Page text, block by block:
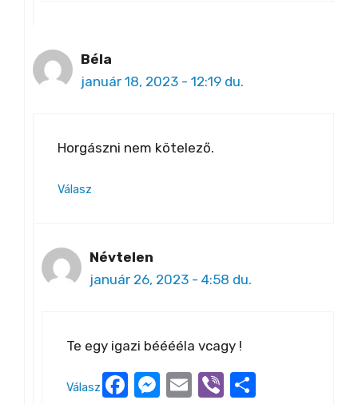
Béla
január 18, 2023 - 12:19 du.
Horgászni nem kötelező.
Válasz
Névtelen
január 26, 2023 - 4:58 du.
Te egy igazi bééééla vcagy !
Válasz
FacebookMessenger
Email Viber